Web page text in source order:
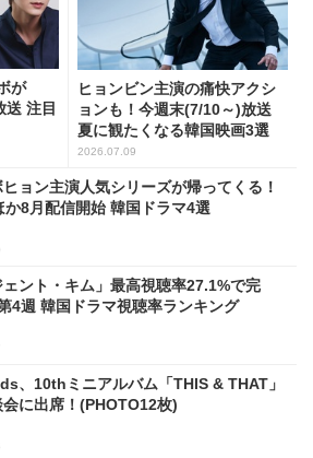
が
送 注目
ヒョンビン主演の痛快アクシ
ョンも！今週末(7/10～)放送
夏に観たくなる韓国映画3選
2026.07.09
ョン主演人気シリーズが帰ってくる！
8月配信開始 韓国ドラマ4選
ェント・キム」最高視聴率27.1%で完
4週 韓国ドラマ視聴率ランキング
、10thミニアルバム「THIS & THAT」
に出席！(PHOTO12枚)